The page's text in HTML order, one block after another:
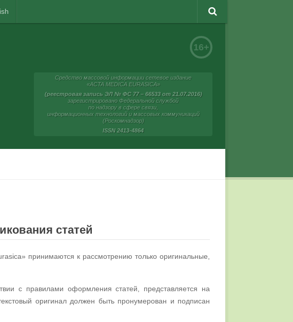
16+
Средство массовой информации сетевое издание
«ACTA MEDICA EURASICA»
(реестровая запись ЭЛ № ФС 77 – 66533 от 21.07.2016)
зарегистрировано Федеральной службой
по надзору в сфере связи,
информационных технологий и массовых коммуникаций
(Роскомнадзор)
ISSN 2413-4864
статей
принимаются к рассмотрению только оригинальные,
с правилами оформления статей, представляется на
оригинал должен быть пронумерован и подписан